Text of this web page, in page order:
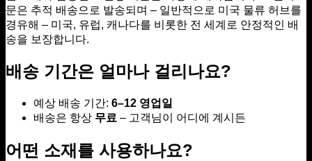
문은 추적 배송으로 발송되며 – 일반적으로 미국 물류 허브를
경유해 – 미국, 유럽, 캐나다를 비롯한 전 세계로 안정적인 배
송을 보장합니다.
배송 기간은 얼마나 걸리나요?
예상 배송 기간: 6–12 영업일
배송은 항상 무료 – 고객님이 어디에 계시든
어떤 소재를 사용하나요?